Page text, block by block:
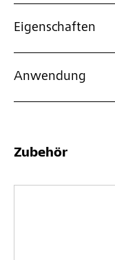
Eigenschaften
Anwendung
Zubehör